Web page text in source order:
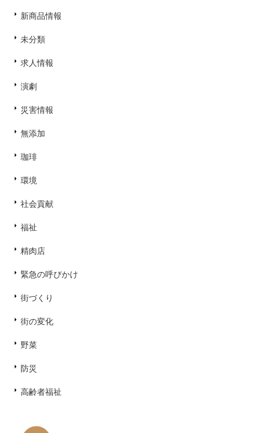
新商品情報
未分類
求人情報
演劇
災害情報
無添加
珈琲
環境
社会貢献
福祉
精肉店
緊急の呼びかけ
街づくり
街の変化
野菜
防災
高齢者福祉